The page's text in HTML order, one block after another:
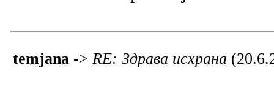
temjana -> RE: Здрава исхрана